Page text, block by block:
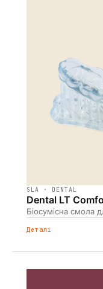
SLA · DENTAL
Dental LT
Біосумісна смола
Деталі